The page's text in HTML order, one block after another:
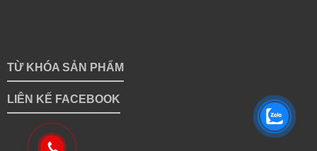
TỪ KHÓA SẢN PHẨM
LIÊN KẾ FACEBOOK